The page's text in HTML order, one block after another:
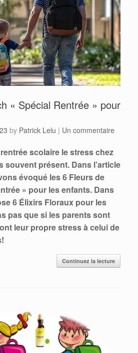
« Spécial Rentrée » pour
by Patrick Lelu | Un commentaire
scolaire le stress chez
souvent présent. Dans l’article
évoqué les 6 Fleurs de
» pour les enfants. Dans
6 Élixirs Floraux pour les
pas que si les parents sont
leur propre stress à celui de
Continuez la lecture